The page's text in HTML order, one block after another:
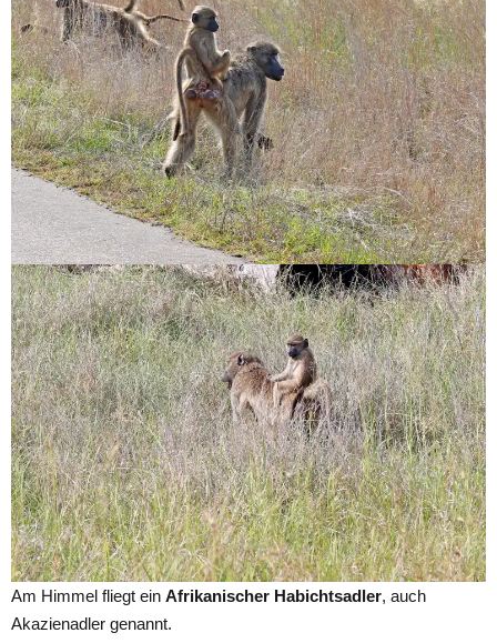
Am Himmel fliegt ein Afrikanischer Habichtsadler, auch
Akazienadler genannt.